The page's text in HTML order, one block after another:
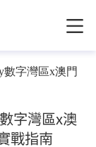
數字灣區x澳門
字灣區x澳
戰指南